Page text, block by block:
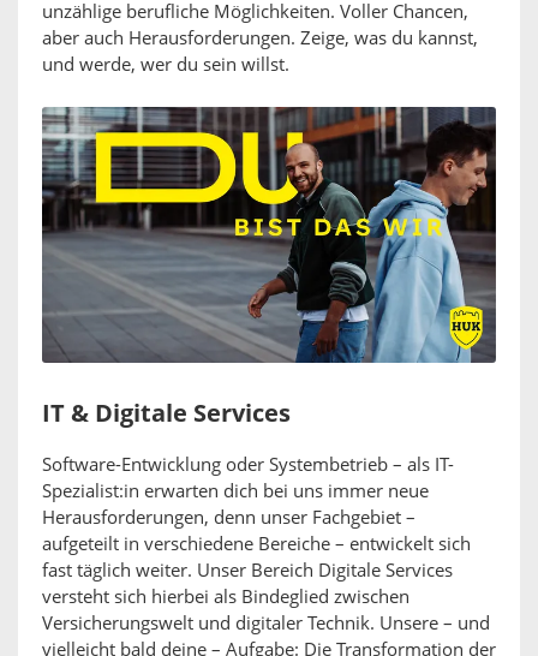
unzählige berufliche Möglichkeiten. Voller Chancen,
aber auch Herausforderungen. Zeige, was du kannst,
und werde, wer du sein willst.
IT & Digitale Services
Software-Entwicklung oder Systembetrieb – als IT-
Spezialist:in erwarten dich bei uns immer neue
Herausforderungen, denn unser Fachgebiet –
aufgeteilt in verschiedene Bereiche – entwickelt sich
fast täglich weiter. Unser Bereich Digitale Services
versteht sich hierbei als Bindeglied zwischen
Versicherungswelt und digitaler Technik. Unsere – und
vielleicht bald deine – Aufgabe: Die Transformation der